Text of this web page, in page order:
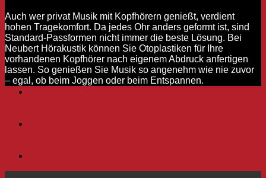
Auch wer privat Musik mit Kopfhörern genießt, verdient
hohen Tragekomfort. Da jedes Ohr anders geformt ist, sind
Standard-Passformen nicht immer die beste Lösung. Bei
Neubert Hörakustik können Sie Otoplastiken für Ihre
vorhandenen Kopfhörer nach eigenem Abdruck anfertigen
lassen. So genießen Sie Musik so angenehm wie nie zuvor
– egal, ob beim Joggen oder beim Entspannen.